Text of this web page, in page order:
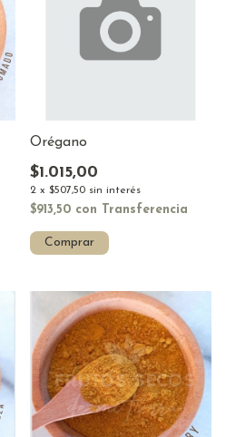
Orégano
$1.015,00
2 x $507,50 sin interés
$913,50 con Transferencia
Comprar